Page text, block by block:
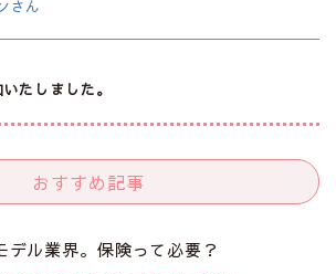
さん
たしました。
おすすめ記事
デル業界。保険って必要？